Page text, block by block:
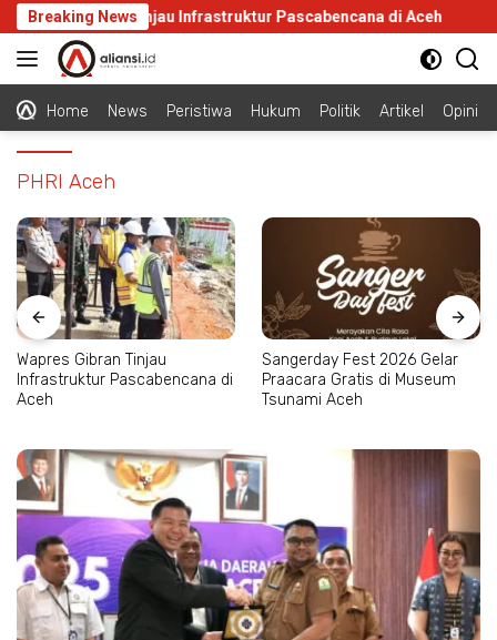
Langsung
ke
konten
Breaking News
Gibran Tinjau Infrastruktur Pascabencana di Aceh
Home News Peristiwa Hukum Politik Artikel Opini
PHRI Aceh
Wapres Gibran Tinjau
Infrastruktur Pascabencana di
Aceh
Sangerday Fest 2026 Gelar
Praacara Gratis di Museum
Tsunami Aceh